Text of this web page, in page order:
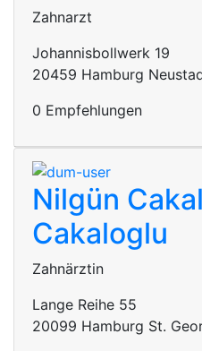
Zahnarzt
Johannisbollwerk 19
20459 Hamburg
0 Empfehlungen
Nilgün
Cakaloglu
Zahnärztin
Lange Reihe 55
20099 Hamburg St.